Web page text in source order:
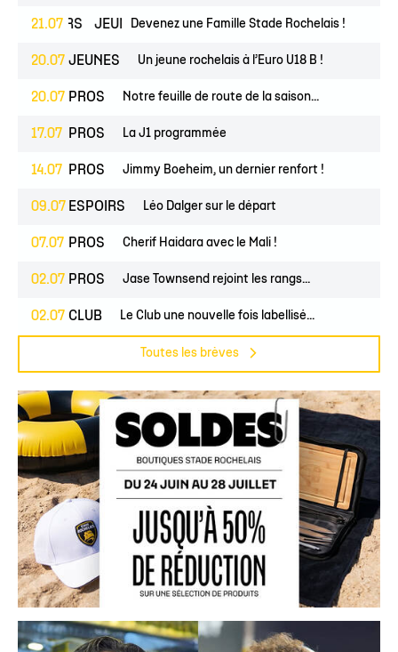
21.07
ESPOIRS JEUNES Devenez une Famille Stade Rochelais !
20.07 JEUNES Un jeune rochelais à l’Euro U18 B !
20.07 PROS Notre feuille de route de la saison...
17.07 PROS La J1 programmée
14.07 PROS Jimmy Boeheim, un dernier renfort !
09.07 ESPOIRS Léo Dalger sur le départ
07.07 PROS Cherif Haidara avec le Mali !
02.07 PROS Jase Townsend rejoint les rangs...
02.07 CLUB Le Club une nouvelle fois labellisé...
Toutes les brèves